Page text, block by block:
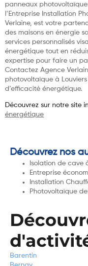
panneaux
l’Entreprise Installation
Verlaine, est votre
des maisons en énergie
services personnalisés
énergétique tout en
expertise pour faire un
Contactez Agence
photovoltaïque à
d’efficacité énergétique.
Découvrez sur notre site
énergétique
Découvrez nos
Isolation de cave
Entreprise
Installation
Photovoltaïque
Barentin